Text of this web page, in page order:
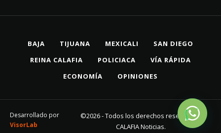
BAJA TIJUANA MEXICALI
SAN DIEGO
REINA CALAFIA
POLICIACA
VÍA RÁPIDA
ECONOMÍA
OPINIONES
Desarrollado por
VisorLab
©2026 - Todos los derechos reservados
CALAFIA Noticias.